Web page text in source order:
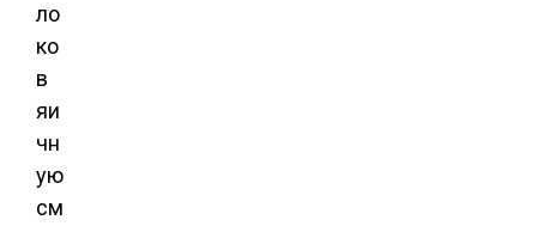
ло
ко
в
яи
чн
ую
см